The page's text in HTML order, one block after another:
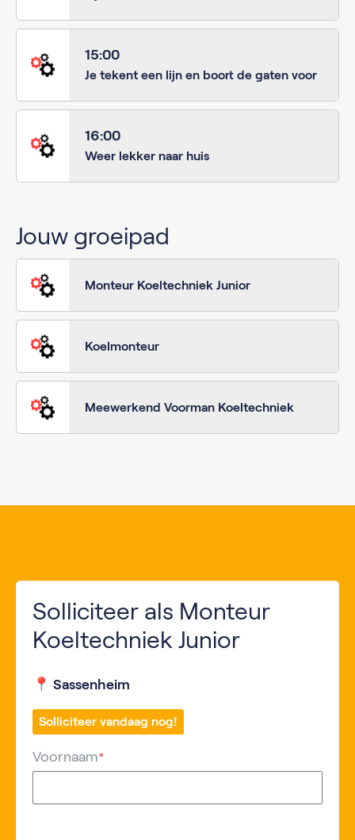
15:00
Je tekent een lijn en boort de gaten voor
16:00
Weer lekker naar huis
Jouw groeipad
Monteur Koeltechniek Junior
Koelmonteur
Meewerkend Voorman Koeltechniek
Solliciteer als Monteur
Koeltechniek Junior
📍 Sassenheim
Solliciteer vandaag nog!
Voornaam*